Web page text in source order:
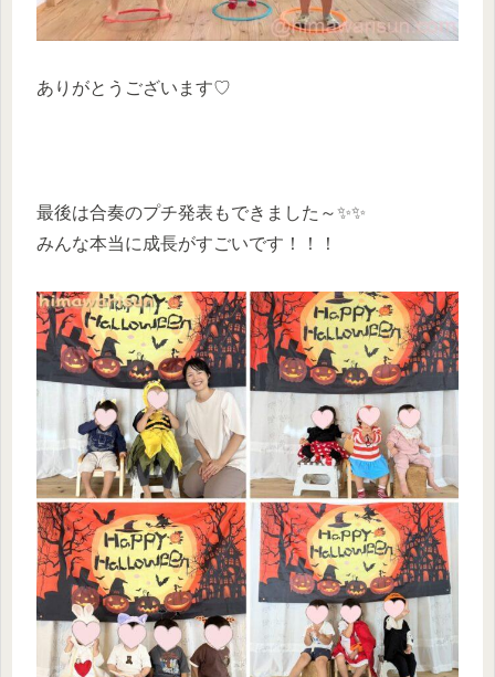
ありがとうございます♡
最後は合奏のプチ発表もできました～✨✨
みんな本当に成長がすごいです！！！